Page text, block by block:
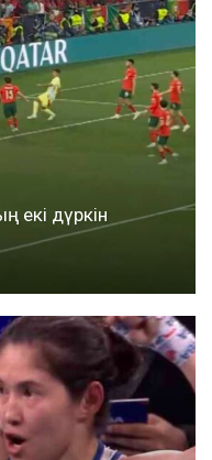
екі дүркін